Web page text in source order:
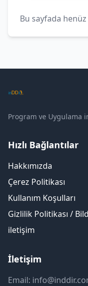
Bu sayfada
Program ve Uygulama
Hızlı Bağlantılar
Hakkımızda
Çerez Politikası
Kullanım Koşulları
Gizlilik Politikası /
iletişim
İletişim
Email: